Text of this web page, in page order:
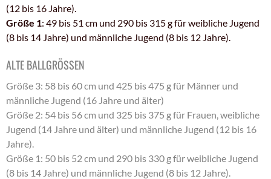
(12 bis 16 Jahre).
Größe 1: 49 bis 51 cm und 290 bis 315 g für weibliche Jugend
(8 bis 14 Jahre) und männliche Jugend (8 bis 12 Jahre).
ALTE BALLGRÖSSEN
Größe 3: 58 bis 60 cm und 425 bis 475 g für Männer und
männliche Jugend (16 Jahre und älter)
Größe 2: 54 bis 56 cm und 325 bis 375 g für Frauen, weibliche
Jugend (14 Jahre und älter) und männliche Jugend (12 bis 16
Jahre).
Größe 1: 50 bis 52 cm und 290 bis 330 g für weibliche Jugend
(8 bis 14 Jahre) und männliche Jugend (8 bis 12 Jahre).